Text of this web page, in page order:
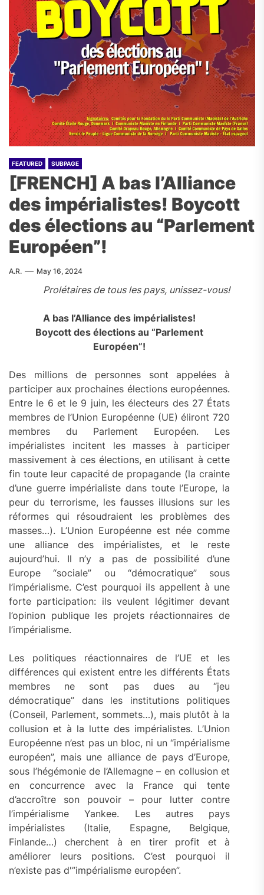
FEATURED SUBPAGE
[FRENCH] A bas l’Alliance
des impérialistes! Boycott
des élections au “Parlement
Européen”!
A.R. May 16, 2024
Prolétaires de tous les pays, unissez-vous!
A bas l’Alliance des impérialistes!
Boycott des élections au “Parlement
Européen”!
Des millions de personnes sont appelées à
participer aux prochaines élections européennes.
Entre le 6 et le 9 juin, les électeurs des 27 États
membres de l’Union Européenne (UE) éliront 720
membres du Parlement Européen. Les
impérialistes incitent les masses à participer
massivement à ces élections, en utilisant à cette
fin toute leur capacité de propagande (la crainte
d’une guerre impérialiste dans toute l’Europe, la
peur du terrorisme, les fausses illusions sur les
réformes qui résoudraient les problèmes des
masses…). L’Union Européenne est née comme
une alliance des impérialistes, et le reste
aujourd’hui. Il n’y a pas de possibilité d’une
Europe “sociale” ou “démocratique” sous
l’impérialisme. C’est pourquoi ils appellent à une
forte participation: ils veulent légitimer devant
l’opinion publique les projets réactionnaires de
l’impérialisme.
Les politiques réactionnaires de l’UE et les
différences qui existent entre les différents États
membres ne sont pas dues au “jeu
démocratique” dans les institutions politiques
(Conseil, Parlement, sommets…), mais plutôt à la
collusion et à la lutte des impérialistes. L’Union
Européenne n’est pas un bloc, ni un “impérialisme
européen”, mais une alliance de pays d’Europe,
sous l’hégémonie de l’Allemagne – en collusion et
en concurrence avec la France qui tente
d’accroître son pouvoir – pour lutter contre
l’impérialisme Yankee. Les autres pays
impérialistes (Italie, Espagne, Belgique,
Finlande…) cherchent à en tirer profit et à
améliorer leurs positions. C’est pourquoi il
n’existe pas d'”impérialisme européen”.